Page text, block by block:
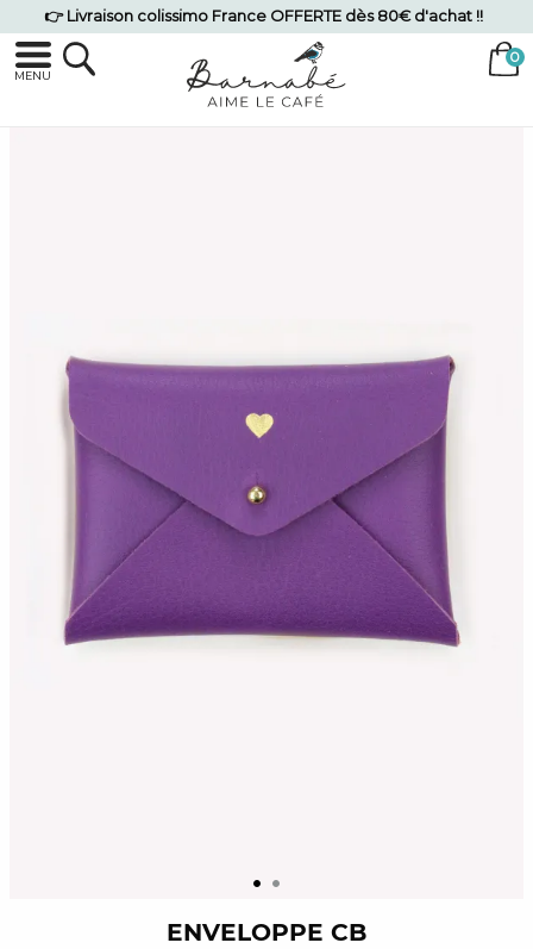
👉 Livraison colissimo France OFFERTE dès 80€ d'achat !!
MENU
ENVELOPPE CB